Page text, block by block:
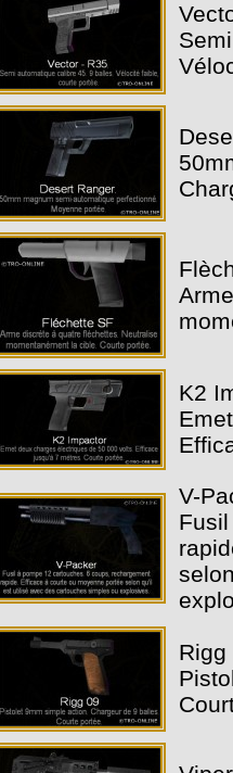
K2
V-
Rigg